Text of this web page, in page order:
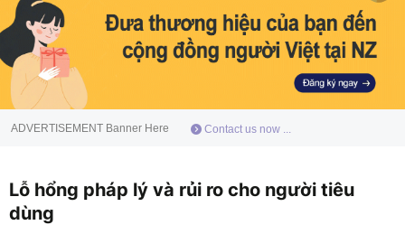
ADVERTISEMENT Banner Here Contact us now ...
Lỗ hổng pháp lý và rủi ro cho người tiêu
dùng